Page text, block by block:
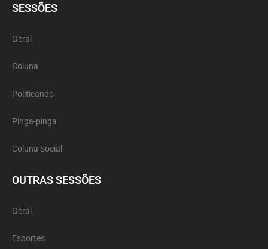
SESSÕES
Geral
Coluna
Politicando
Pinga-pinga
Coluna Social
OUTRAS SESSÕES
Geral
Esportes